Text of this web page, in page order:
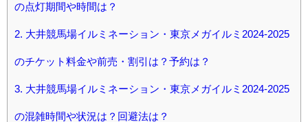
の点灯期間や時間は？
2. 大井競馬場イルミネーション・東京メガイルミ2024-2025
のチケット料金や前売・割引は？予約は？
3. 大井競馬場イルミネーション・東京メガイルミ2024-2025
の混雑時間や状況は？回避法は？